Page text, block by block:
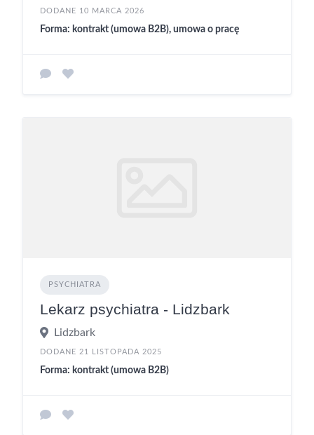
DODANE 10 MARCA 2026
Forma: kontrakt (umowa B2B), umowa o pracę
PSYCHIATRA
Lekarz psychiatra - Lidzbark
Lidzbark
DODANE 21 LISTOPADA 2025
Forma: kontrakt (umowa B2B)